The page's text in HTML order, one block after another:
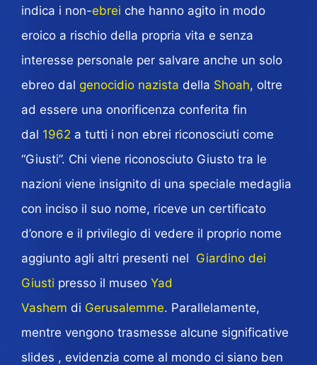
indica i non-ebrei che hanno agito in modo
eroico a rischio della propria vita e senza
interesse personale per salvare anche un solo
ebreo dal genocidio nazista della Shoah, oltre
ad essere una onorificenza conferita fin
dal 1962 a tutti i non ebrei riconosciuti come
“Giusti”. Chi viene riconosciuto Giusto tra le
nazioni viene insignito di una speciale medaglia
con inciso il suo nome, riceve un certificato
d’onore e il privilegio di vedere il proprio nome
aggiunto agli altri presenti nel Giardino dei
Giusti presso il museo Yad
Vashem di Gerusalemme. Parallelamente,
mentre vengono trasmesse alcune significative
slides , evidenzia come al mondo ci siano ben